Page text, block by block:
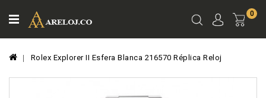
0
Rolex Explorer II Esfera Blanca 216570 Réplica Reloj